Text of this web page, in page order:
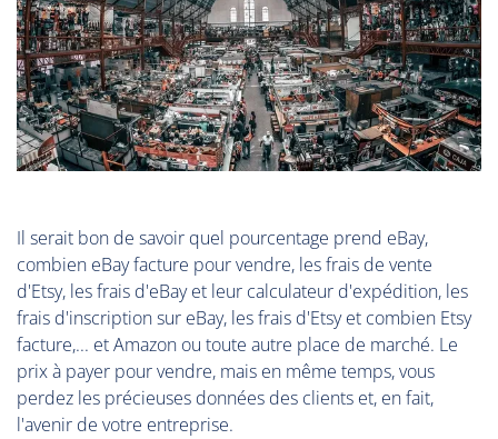
Il serait bon de savoir quel pourcentage prend eBay,
combien eBay facture pour vendre, les frais de vente
d'Etsy, les frais d'eBay et leur calculateur d'expédition, les
frais d'inscription sur eBay, les frais d'Etsy et combien Etsy
facture,... et Amazon ou toute autre place de marché. Le
prix à payer pour vendre, mais en même temps, vous
perdez les précieuses données des clients et, en fait,
l'avenir de votre entreprise.